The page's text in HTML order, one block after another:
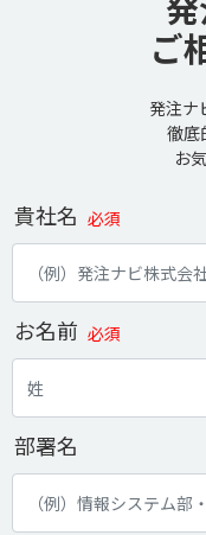
ご
発注ナ
徹底
お
貴社名 必須
お名前 必須
部署名